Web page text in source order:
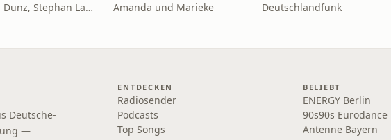
Kristina Dunz, Stephan Lamby und Eva Quadbeck Amanda und Marieke Deutschlandfunk
Deutsche-
—
ENTDECKEN
Radiosender
Podcasts
Top Songs
BELIEBT
ENERGY Berlin
90s90s Eurodance
Antenne Bayern